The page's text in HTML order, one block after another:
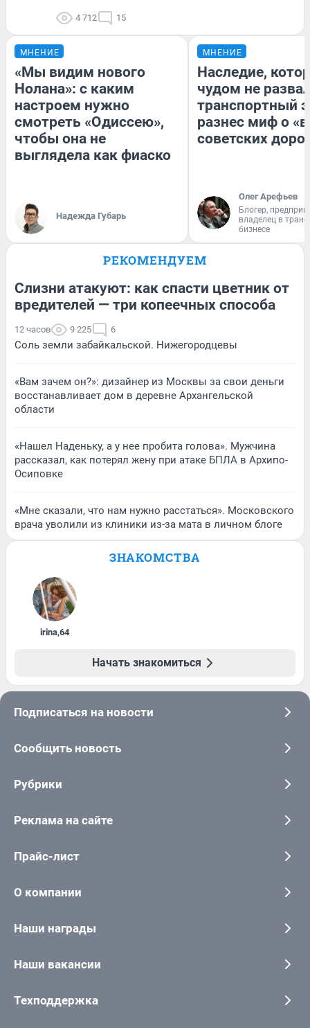
4 712 15
МНЕНИЕ
«Мы видим нового
Нолана»: с каким
настроем нужно
смотреть «Одиссею»,
чтобы она не
выглядела как фиаско
Надежда Губарь
МНЕНИЕ
Наследие,
чудом не
транспортный
разнес миф о
советских
Олег Арефьев
Блогер,
владелец в
бизнесе
РЕКОМЕНДУЕМ
Слизни атакуют: как спасти цветник от
вредителей — три копеечных способа
12 часов 9 225 6
Соль земли забайкальской. Нижегородцевы
«Вам зачем он?»: дизайнер из Москвы за свои деньги
восстанавливает дом в деревне Архангельской
области
«Нашел Наденьку, а у нее пробита голова». Мужчина
рассказал, как потерял жену при атаке БПЛА в Архипо-
Осиповке
«Мне сказали, что нам нужно расстаться». Московского
врача уволили из клиники из-за мата в личном блоге
ЗНАКОМСТВА
irina,64
Начать знакомиться
Подписаться на новости
Сообщить новость
Рубрики
Реклама на сайте
Прайс-лист
О компании
Наши награды
Наши вакансии
Техподдержка